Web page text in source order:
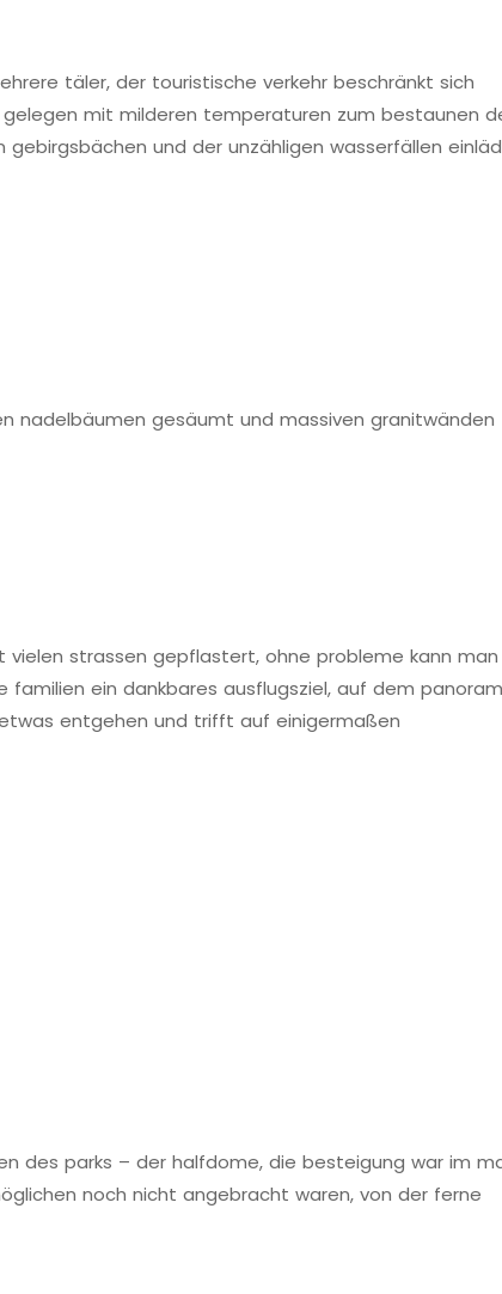
täler, der touristische verkehr beschränkt sich
mit milderen temperaturen zum bestaunen
und der unzähligen wasserfällen
nadelbäumen gesäumt und massiven granitwänden
strassen gepflastert, ohne probleme kann man
ein dankbares ausflugsziel, auf dem
entgehen und trifft auf einigermaßen
des parks – der halfdome, die besteigung war im
noch nicht angebracht waren, von der ferne